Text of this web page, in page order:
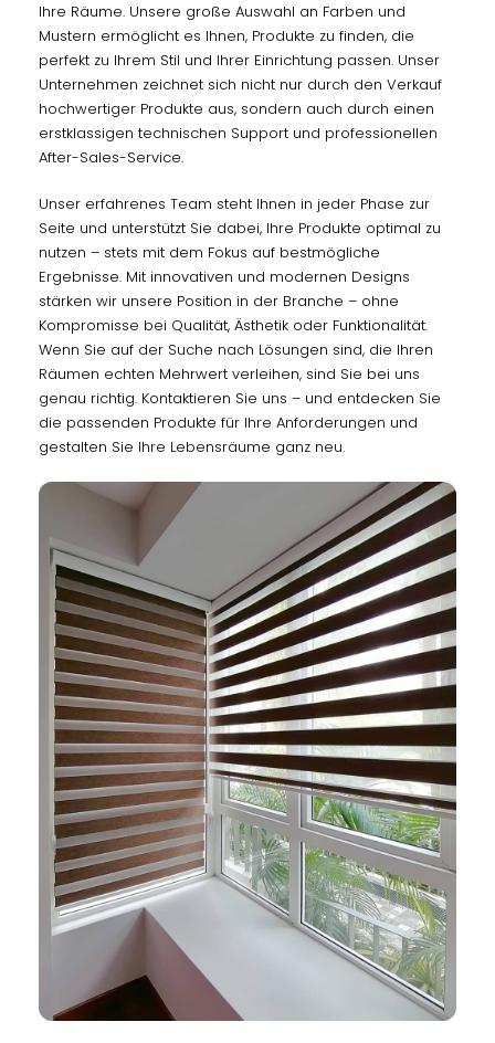
Ihre Räume. Unsere große Auswahl an Farben und
Mustern ermöglicht es Ihnen, Produkte zu finden, die
perfekt zu Ihrem Stil und Ihrer Einrichtung passen. Unser
Unternehmen zeichnet sich nicht nur durch den Verkauf
hochwertiger Produkte aus, sondern auch durch einen
erstklassigen technischen Support und professionellen
After-Sales-Service.
Unser erfahrenes Team steht Ihnen in jeder Phase zur
Seite und unterstützt Sie dabei, Ihre Produkte optimal zu
nutzen – stets mit dem Fokus auf bestmögliche
Ergebnisse. Mit innovativen und modernen Designs
stärken wir unsere Position in der Branche – ohne
Kompromisse bei Qualität, Ästhetik oder Funktionalität.
Wenn Sie auf der Suche nach Lösungen sind, die Ihren
Räumen echten Mehrwert verleihen, sind Sie bei uns
genau richtig. Kontaktieren Sie uns – und entdecken Sie
die passenden Produkte für Ihre Anforderungen und
gestalten Sie Ihre Lebensräume ganz neu.